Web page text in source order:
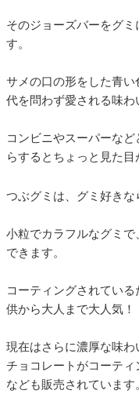
そのジョーズバーをグ
す。
サメの口の形をした青
代を問わず愛される味わ
コンビニやスーパーな
らするとちょっと見た
つぶグミは、グミ好きな
小粒でカラフルなグミ
できます。
コーティングされてい
供から大人まで大人気！
現在はさらに濃厚な味
チョコレートがコーティ
なども販売されています